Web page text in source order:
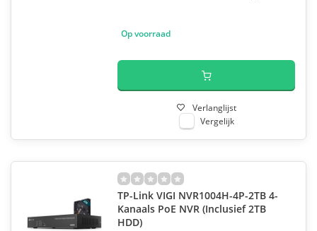
Op voorraad
Verlanglijst
Vergelijk
TP-Link VIGI NVR1004H-4P-2TB 4-
Kanaals PoE NVR (Inclusief 2TB
HDD)